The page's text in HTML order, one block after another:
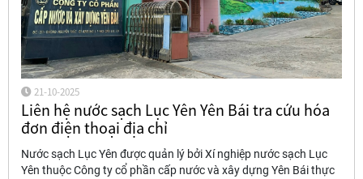
21-10-2025
Liên hệ nước sạch Lục Yên Yên Bái tra cứu hóa
đơn điện thoại địa chỉ
Nước sạch Lục Yên được quản lý bởi Xí nghiệp nước sạch Lục
Yên thuộc Công ty cổ phần cấp nước và xây dựng Yên Bái thực